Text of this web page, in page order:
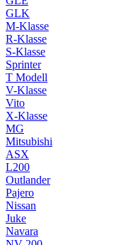
GLK
M-Klasse
R-Klasse
S-Klasse
Sprinter
T Modell
V-Klasse
Vito
X-Klasse
MG
Mitsubishi
ASX
L200
Outlander
Pajero
Nissan
Juke
Navara